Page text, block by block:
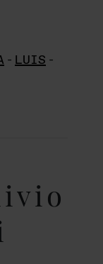
- LUIS -